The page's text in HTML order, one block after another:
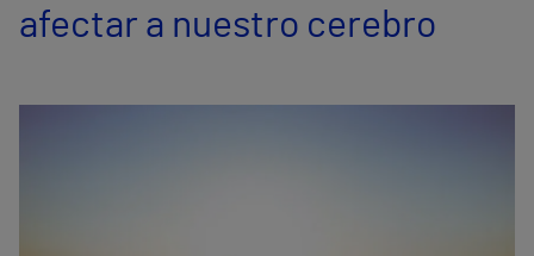
Comunicación
afectar a nuestro cerebro